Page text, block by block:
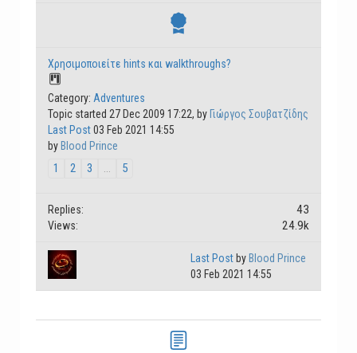
Χρησιμοποιείτε hints και walkthroughs?
Category: Adventures
Topic started 27 Dec 2009 17:22, by Γιώργος Σουβατζίδης
Last Post03 Feb 2021 14:55
by Blood Prince
1 2 3 ... 5
Replies: 43
Views: 24.9k
Last Post by Blood Prince
03 Feb 2021 14:55